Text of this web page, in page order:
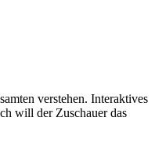
verstehen. Interaktives
will der Zuschauer das